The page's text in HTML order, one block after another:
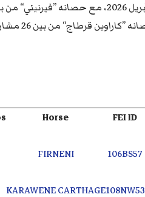
FEI ID
Horse
106BS57
FIRNENI
108NW53
KARAWENE CARTHAGE